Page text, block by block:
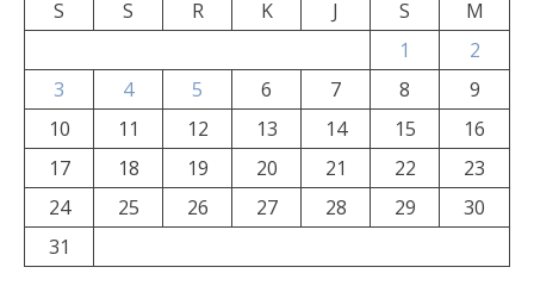
S
S R K J S
M
1
2
3
4 5 6 7 8
9
10
11 12 13 14 15
16
17
18 19 20 21 22
23
24
25 26 27 28 29
30
31